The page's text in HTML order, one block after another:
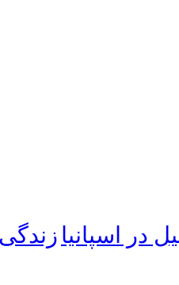
در اسپانیا زندگی